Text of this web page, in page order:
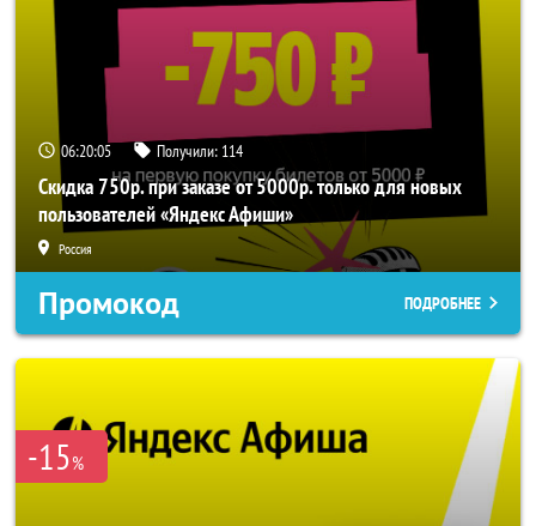
06:20:05 Получили: 114
Скидка 750р. при заказе от 5000р. только для новых
пользователей «Яндекс Афиши»
Россия
Промокод ПОДРОБНЕЕ
-15%